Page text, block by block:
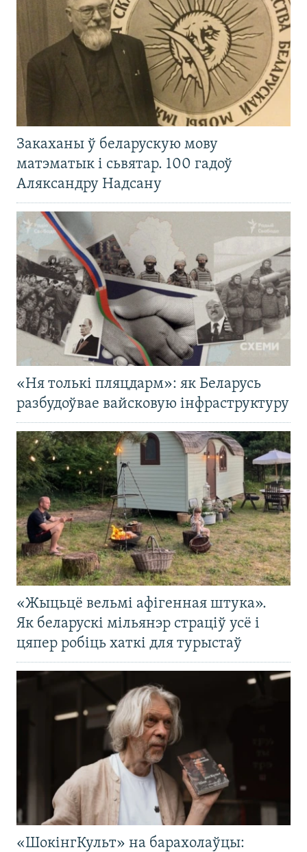
Закаханы ў беларускую мову
матэматык і сьвятар. 100 гадоў
Аляксандру Надсану
«Ня толькі пляцдарм»: як Беларусь
разбудоўвае вайсковую інфраструктуру
«Жыцьцё вельмі афігенная штука».
Як беларускі мільянэр страціў усё і
цяпер робіць хаткі для турыстаў
«ШокінгКульт» на барахолаўцы: